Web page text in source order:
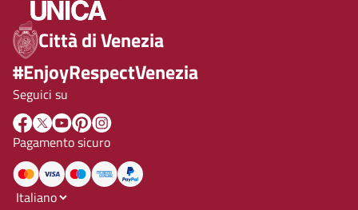
Città di Venezia
#EnjoyRespectVenezia
Seguici su
Pagamento sicuro